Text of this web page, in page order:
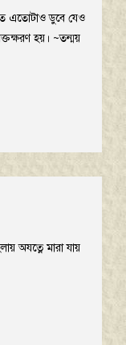
এতোটাও ডুবে যেও
হয়। ~তন্ময়
অযত্নে মারা যায়